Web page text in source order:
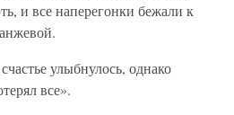
и все наперегонки бежали к
улыбнулось, однако
все».